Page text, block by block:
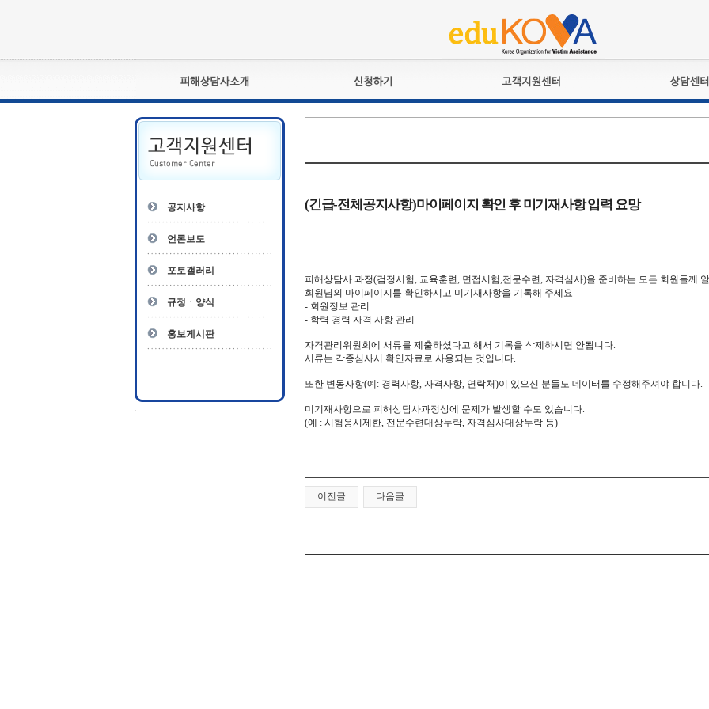
피해상담사란?
자격관리규정
상담사 자격증 확인
- 피해상담사 1급
- 전문수련감독자
- 전문수련기관
교육훈련
자격복원
공지사항
상담접수
공지사항
언론보도
포토갤러리
규정ㆍ양식
홍보게시판
(긴급-전체공지사항)마이페이지 확인 후 미기재사항 입력 요망
피해상담사 과정(검정시험, 교육훈련, 면접시험,전문수련, 자격심사)을 준비하는 모든 회원들께
회원님의 마이페이지를 확인하시고 미기재사항을 기록해 주세요
- 회원정보 관리
- 학력 경력 자격 사항 관리
자격관리위원회에 서류를 제출하셨다고 해서 기록을 삭제하시면 안됩니다.
서류는 각종심사시 확인자료로 사용되는 것입니다.
또한 변동사항(예: 경력사항, 자격사항, 연락처)이 있으신 분들도 데이터를 수정해주셔야 합니다.
미기재사항으로 피해상담사과정상에 문제가 발생할 수도 있습니다.
(예 : 시험응시제한, 전문수련대상누락, 자격심사대상누락 등)
이전글 다음글